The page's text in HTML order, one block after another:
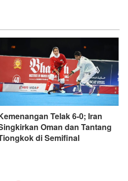
Telak 6-0; Iran
Oman dan Tantang
di Semifinal